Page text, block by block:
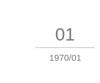
01
1970/01